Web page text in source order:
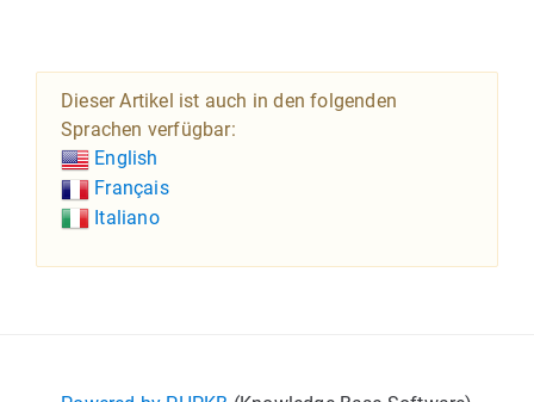
Dieser Artikel ist auch in den folgenden
Sprachen verfügbar:
English
Français
Italiano